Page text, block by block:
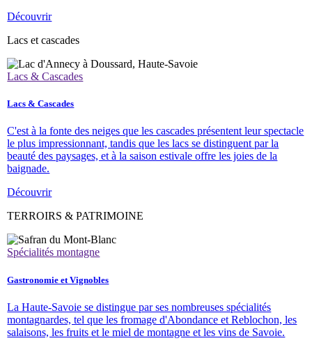
Découvrir
Lacs et cascades
Lacs & Cascades
Lacs & Cascades
C'est à la fonte des neiges que les cascades présentent leur spectacle
le plus impressionnant, tandis que les lacs se distinguent par la
beauté des paysages, et à la saison estivale offre les joies de la
baignade.
Découvrir
TERROIRS & PATRIMOINE
Spécialités montagne
Gastronomie et Vignobles
La Haute-Savoie se distingue par ses nombreuses spécialités
montagnardes, tel que les fromage d'Abondance et Reblochon, les
salaisons, les fruits et le miel de montagne et les vins de Savoie.